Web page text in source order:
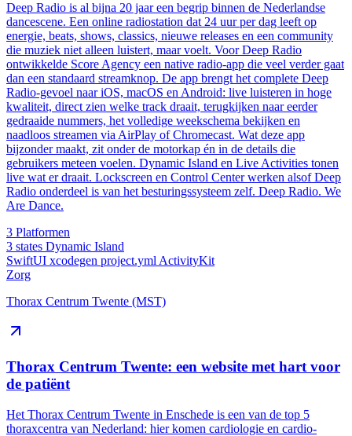
Deep Radio is al bijna 20 jaar een begrip binnen de Nederlandse
dancescene. Een online radiostation dat 24 uur per dag leeft op
energie, beats, shows, classics, nieuwe releases en een community
die muziek niet alleen luistert, maar voelt. Voor Deep Radio
ontwikkelde Score Agency een native radio-app die veel verder gaat
dan een standaard streamknop. De app brengt het complete Deep
Radio-gevoel naar iOS, macOS en Android: live luisteren in hoge
kwaliteit, direct zien welke track draait, terugkijken naar eerder
gedraaide nummers, het volledige weekschema bekijken en
naadloos streamen via AirPlay of Chromecast. Wat deze app
bijzonder maakt, zit onder de motorkap én in de details die
gebruikers meteen voelen. Dynamic Island en Live Activities tonen
live wat er draait. Lockscreen en Control Center werken alsof Deep
Radio onderdeel is van het besturingssysteem zelf. Deep Radio. We
Are Dance.
3 Platformen
3 states Dynamic Island
SwiftUI xcodegen project.yml ActivityKit
Zorg
Thorax Centrum Twente (MST)
Thorax Centrum Twente: een website met hart voor
de patiënt
Het Thorax Centrum Twente in Enschede is een van de top 5
thoraxcentra van Nederland: hier komen cardiologie en cardio-